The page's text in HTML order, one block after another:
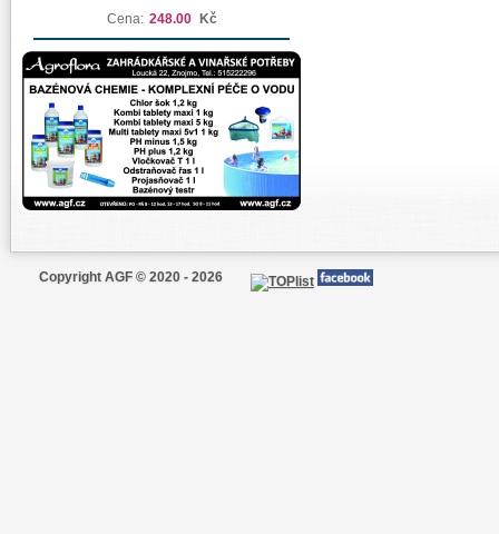
Cena: 248.00 Kč
Copyright AGF © 2020 - 2026